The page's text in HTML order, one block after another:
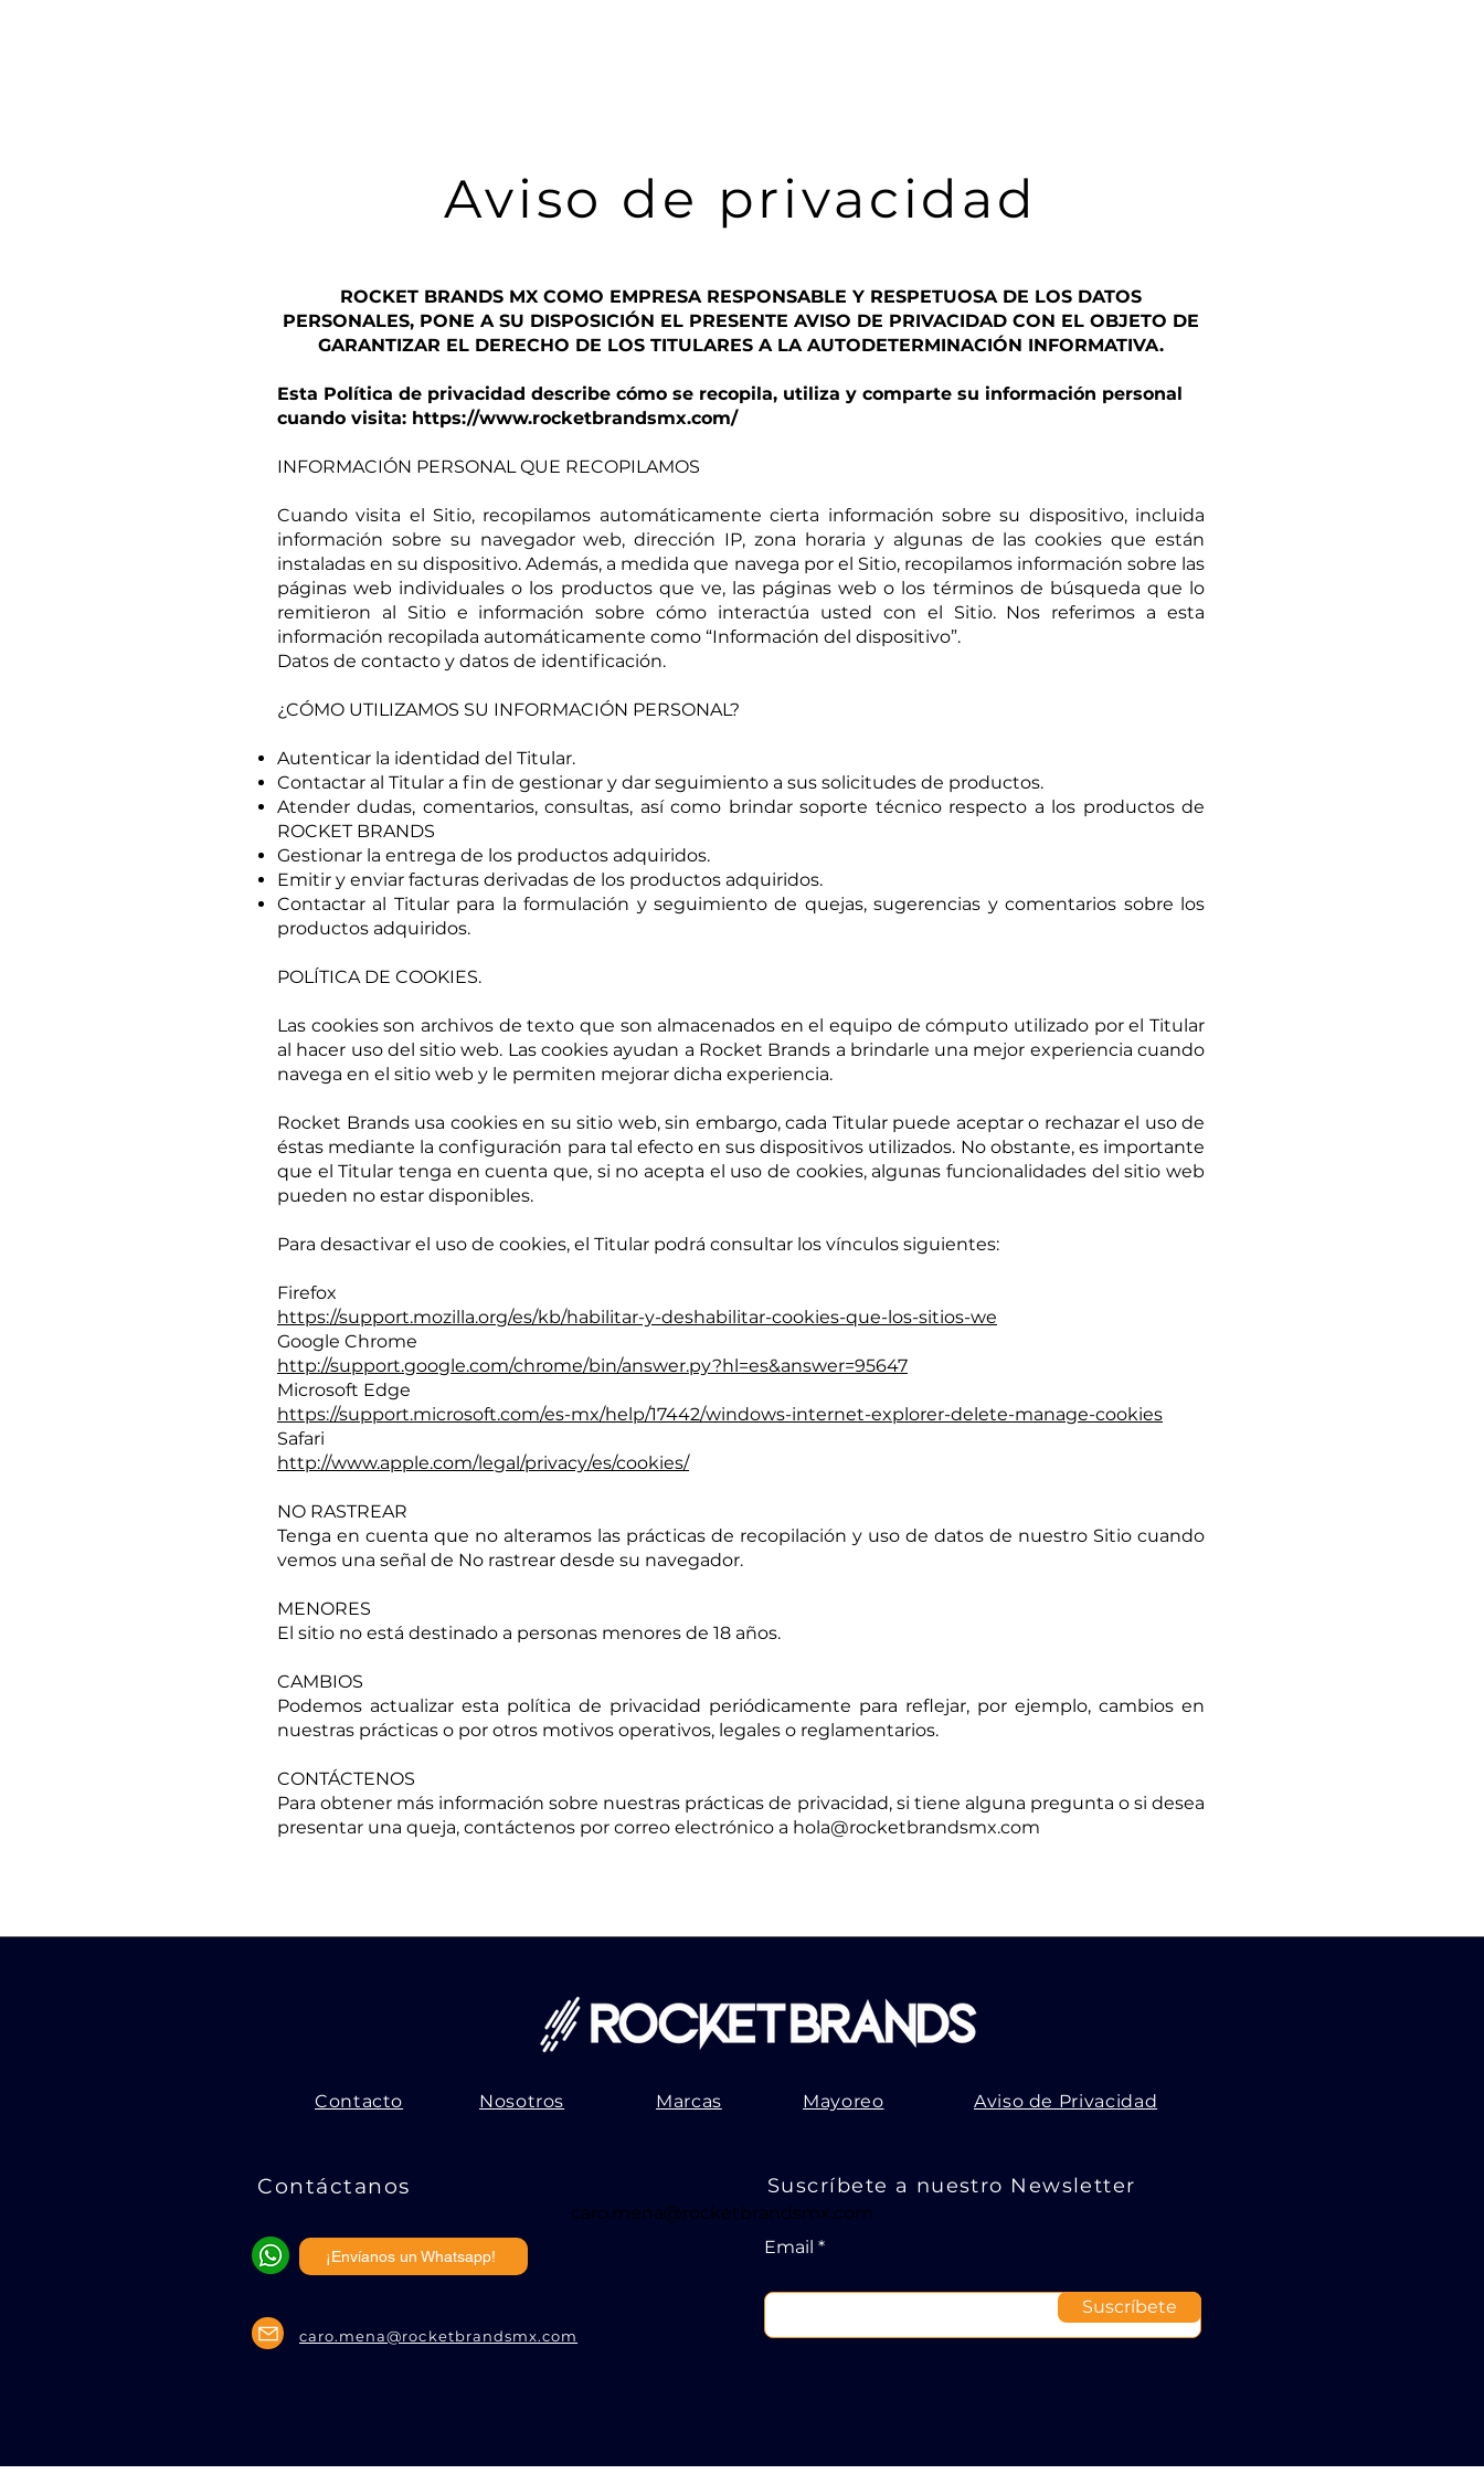
Aviso de privacidad
ROCKET BRANDS MX COMO EMPRESA RESPONSABLE Y RESPETUOSA DE LOS DATOS
PERSONALES, PONE A SU DISPOSICIÓN EL PRESENTE AVISO DE PRIVACIDAD CON EL OBJETO DE
GARANTIZAR EL DERECHO DE LOS TITULARES A LA AUTODETERMINACIÓN INFORMATIVA.
Esta Política de privacidad describe cómo se recopila, utiliza y comparte su información personal
cuando visita: https://www.rocketbrandsmx.com/
INFORMACIÓN PERSONAL QUE RECOPILAMOS
Cuando visita el Sitio, recopilamos automáticamente cierta información sobre su dispositivo, incluida
información sobre su navegador web, dirección IP, zona horaria y algunas de las cookies que están
instaladas en su dispositivo. Además, a medida que navega por el Sitio, recopilamos información sobre las
páginas web individuales o los productos que ve, las páginas web o los términos de búsqueda que lo
remitieron al Sitio e información sobre cómo interactúa usted con el Sitio. Nos referimos a esta
información recopilada automáticamente como “Información del dispositivo”.
Datos de contacto y datos de identificación.
¿CÓMO UTILIZAMOS SU INFORMACIÓN PERSONAL?
Autenticar la identidad del Titular.
Contactar al Titular a fin de gestionar y dar seguimiento a sus solicitudes de productos.
Atender dudas, comentarios, consultas, así como brindar soporte técnico respecto a los productos de
ROCKET BRANDS
Gestionar la entrega de los productos adquiridos.
Emitir y enviar facturas derivadas de los productos adquiridos.
Contactar al Titular para la formulación y seguimiento de quejas, sugerencias y comentarios sobre los
productos adquiridos.
POLÍTICA DE COOKIES.
Las cookies son archivos de texto que son almacenados en el equipo de cómputo utilizado por el Titular
al hacer uso del sitio web. Las cookies ayudan a Rocket Brands a brindarle una mejor experiencia cuando
navega en el sitio web y le permiten mejorar dicha experiencia.
Rocket Brands usa cookies en su sitio web, sin embargo, cada Titular puede aceptar o rechazar el uso de
éstas mediante la configuración para tal efecto en sus dispositivos utilizados. No obstante, es importante
que el Titular tenga en cuenta que, si no acepta el uso de cookies, algunas funcionalidades del sitio web
pueden no estar disponibles.
Para desactivar el uso de cookies, el Titular podrá consultar los vínculos siguientes:
Firefox
https://support.mozilla.org/es/kb/habilitar-y-deshabilitar-cookies-que-los-sitios-we
Google Chrome
http://support.google.com/chrome/bin/answer.py?hl=es&answer=95647
Microsoft Edge
https://support.microsoft.com/es-mx/help/17442/windows-internet-explorer-delete-manage-cookies
Safari
http://www.apple.com/legal/privacy/es/cookies/
NO RASTREAR
Tenga en cuenta que no alteramos las prácticas de recopilación y uso de datos de nuestro Sitio cuando
vemos una señal de No rastrear desde su navegador.
MENORES
El sitio no está destinado a personas menores de 18 años.
CAMBIOS
Podemos actualizar esta política de privacidad periódicamente para reflejar, por ejemplo, cambios en
nuestras prácticas o por otros motivos operativos, legales o reglamentarios.
CONTÁCTENOS
Para obtener más información sobre nuestras prácticas de privacidad, si tiene alguna pregunta o si desea
presentar una queja, contáctenos por correo electrónico a hola@rocketbrandsmx.com
Nosotros
Contacto Marcas Mayoreo Aviso de Privacidad
Contáctanos
¡Envíanos un Whatsapp!
caro.mena@rocketbrandsmx.com
Suscríbete a nuestro Newsletter
Email
Suscríbete
caro.mena@rocketbrandsmx.com